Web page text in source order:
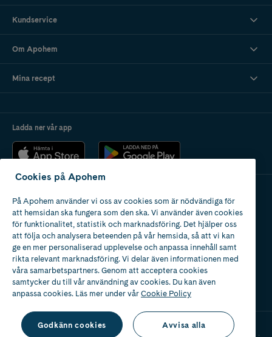
Kundservice
Om Apohem
Mina recept
Ladda ner vår app
Apotek med tillstånd
av Läkemedelsverket
Cookies på Apohem
På Apohem använder vi oss av cookies som är nödvändiga för
att hemsidan ska fungera som den ska. Vi använder även cookies
för funktionalitet, statistik och marknadsföring. Det hjälper oss
att följa och analysera beteenden på vår hemsida, så att vi kan
ge en mer personaliserad upplevelse och anpassa innehåll samt
rikta relevant marknadsföring. Vi delar även informationen med
våra samarbetspartners. Genom att acceptera cookies
samtycker du till vår användning av cookies. Du kan även
anpassa cookies. Läs mer under vårCookie Policy
Godkänn cookies Avvisa alla